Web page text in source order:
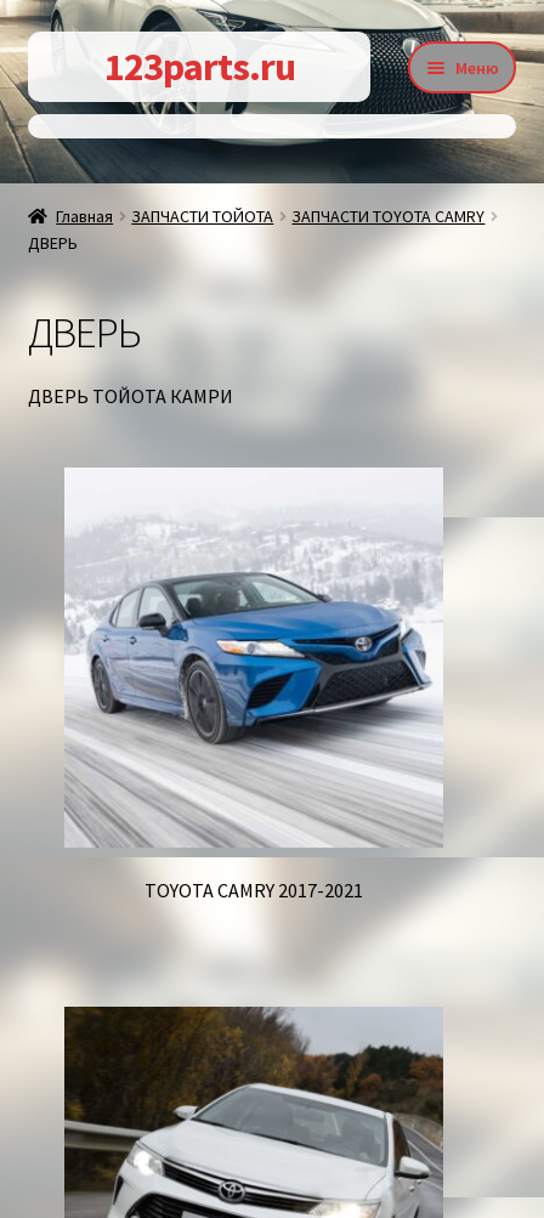
Перейти
к
навигации
Перейти
к
содержимому
123parts.ru Меню
Корзина
Главная ЗАПЧАСТИ ТОЙОТА
ЗАПЧАСТИ TOYOTA CAMRY
ДВЕРЬ
ДВЕРЬ
ДВЕРЬ ТОЙОТА КАМРИ
TOYOTA CAMRY 2017-2021